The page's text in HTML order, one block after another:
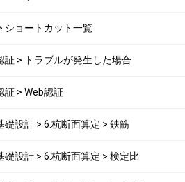
ショートカット一覧
証 > トラブルが発生した場合
証 > Web認証
礎設計 > 6.杭断面算定 > 鉄筋
礎設計 > 6.杭断面算定 > 検定比